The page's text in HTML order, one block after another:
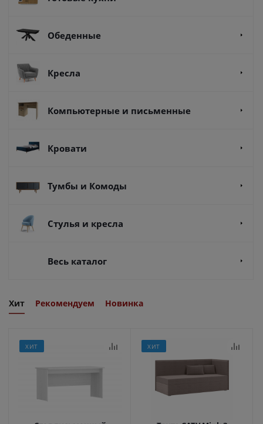
Обеденные
Кресла
Компьютерные и письменные
Кровати
Тумбы и Комоды
Стулья и кресла
Весь каталог
Хит Рекомендуем Новинка
ХИТ ХИТ